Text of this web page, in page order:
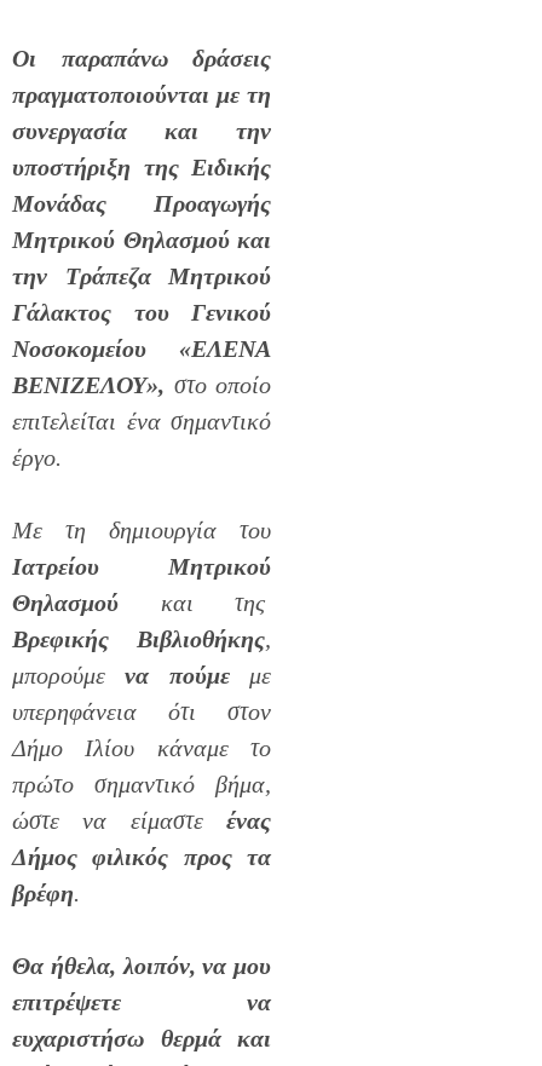
Οι παραπάνω δράσεις
πραγματοποιούνται με τη
συνεργασία και την
υποστήριξη της Ειδικής
Μονάδας Προαγωγής
Μητρικού Θηλασμού και
την Τράπεζα Μητρικού
Γάλακτος του
Γενικού
Νοσοκομείου «ΕΛΕΝΑ
ΒΕΝΙΖΕΛΟΥ», στο οποίο
επιτελείται ένα σημαντικό
έργο.
Με τη δημιουργία του
Ιατρείου Μητρικού
Θηλασμού και της
Βρεφικής Βιβλιοθήκης,
μπορούμενα πούμεμε
υπερηφάνεια ότι στον
Δήμο Ιλίου κάναμε το
πρώτο σημαντικό βήμα,
ώστε να είμαστε ένας
Δήμος φιλικός προς τα
βρέφη.
Θα ήθελα, λοιπόν, να μου
επιτρέψετε να
ευχαριστήσω θερμά και